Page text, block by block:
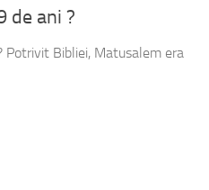
de ani ?
Bibliei, Matusalem era